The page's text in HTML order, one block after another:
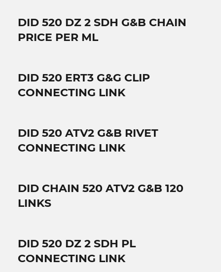
DID 520 DZ 2 SDH G&B CHAIN
PRICE PER ML
DID 520 ERT3 G&G CLIP
CONNECTING LINK
DID 520 ATV2 G&B RIVET
CONNECTING LINK
DID CHAIN 520 ATV2 G&B 120
LINKS
DID 520 DZ 2 SDH PL
CONNECTING LINK